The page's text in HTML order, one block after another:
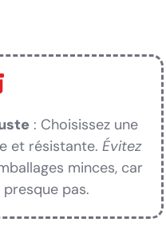
: Choisissez une
et résistante.Évitez
minces, car
pas.